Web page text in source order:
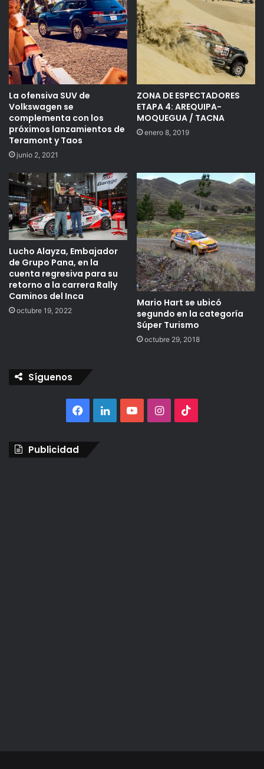
La ofensiva SUV de
Volkswagen se
complementa con los
próximos lanzamientos de
Teramont y Taos
junio 2, 2021
ZONA DE ESPECTADORES
ETAPA 4: AREQUIPA-
MOQUEGUA / TACNA
enero 8, 2019
Lucho Alayza, Embajador
de Grupo Pana, en la
cuenta regresiva para su
retorno a la carrera Rally
Caminos del Inca
octubre 19, 2022
Mario Hart se ubicó
segundo en la categoría
Súper Turismo
octubre 29, 2018
Síguenos
Facebook
LinkedInYouTubeInstagram
Publicidad